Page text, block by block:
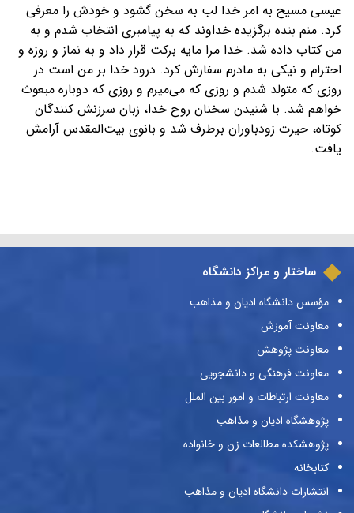
عیسی مسیح به امر خدا لب به سخن گشود و خودش را معرفی
کرد. منم بنده برگزیده خداوند که به پیامبری انتخاب شدم و به
من کتاب داده شد. خدا مرا مایه برکت قرار داد و به نماز و روزه و
احترام و نیکی به مادرم سفارش کرد. درود خدا بر من است در
روزی که متولد شدم و روزی که می‌میرم و روزی که دوباره مبعوث
خواهم شد. با شنیدن سخنان روح خدا، زبان سرزنش کنندگان
کوتاه، حیرت زودباوران برطرف شد و بانوی بیت‌المقدس آرامش
یافت.
ساختار و مراکز دانشگاه
مؤسس دانشگاه ادیان و مذاهب
معاونت آموزش
معاونت پژوهش
معاونت فرهنگی و دانشجویی
معاونت ارتباطات و امور بین الملل
پژوهشگاه ادیان و مذاهب
پژوهشکده مطالعات زن و خانواده
کتابخانه
انتشارات دانشگاه ادیان و مذاهب